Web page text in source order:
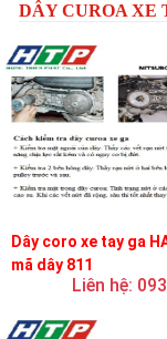
DÂY CUROA XE
Dây coro xe tay ga
mã dây 811
Liên hệ: